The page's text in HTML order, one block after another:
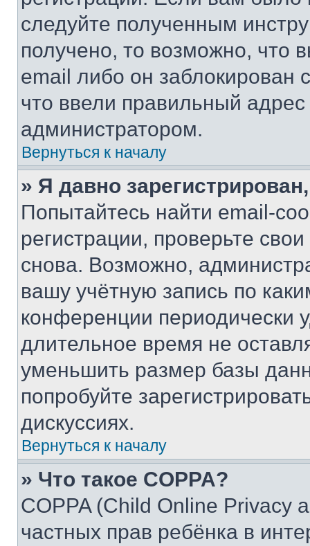
следуйте полученным
получено, то возможно, что
email либо он
что ввели правильный адрес
администратором.
Вернуться к началу
» Я давно
Попытайтесь найти email-
регистрации, проверьте
снова. Возможно,
вашу учётную запись по
конференции периодически
длительное время не
уменьшить размер базы
попробуйте
дискуссиях.
Вернуться к началу
» Что такое COPPA?
COPPA (Child Online Privacy
частных прав ребёнка в